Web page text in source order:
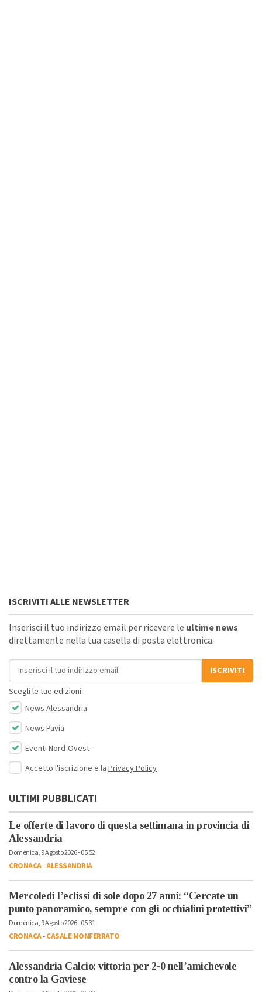
ISCRIVITI ALLE NEWSLETTER
Inserisci il tuo indirizzo email per ricevere le ultime news
direttamente nella tua casella di posta elettronica.
Indirizzo email
ISCRIVITI
Scegli le tue edizioni:
News Alessandria
News Pavia
Eventi Nord-Ovest
Accetto l'iscrizione e la Privacy Policy
ULTIMI PUBBLICATI
Le offerte di lavoro di questa settimana in provincia di
Alessandria
Domenica, 9 Agosto 2026 - 05:52
CRONACA-ALESSANDRIA
Mercoledì l’eclissi di sole dopo 27 anni: “Cercate un
punto panoramico, sempre con gli occhialini protettivi”
Domenica, 9 Agosto 2026 - 05:31
CRONACA-CASALE MONFERRATO
Alessandria Calcio: vittoria per 2-0 nell’amichevole
contro la Gaviese